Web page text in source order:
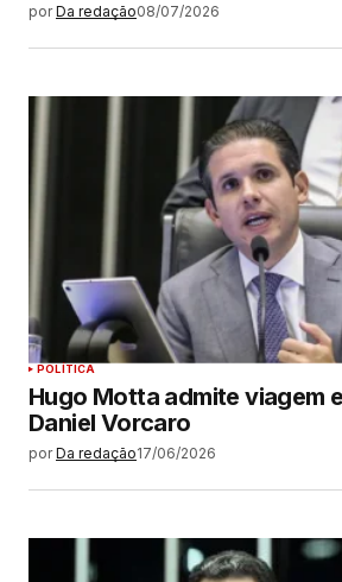
por Da redação08/07/2026
POLÍTICA
Hugo Motta admite viagem
Daniel Vorcaro
por Da redação17/06/2026